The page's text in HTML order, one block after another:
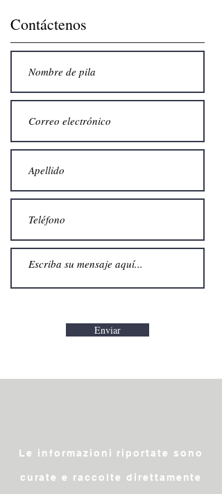
Contáctenos
Enviar
Le informazioni riportate sono
curate e raccolte direttamente